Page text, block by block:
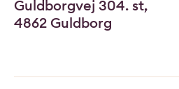
Guldborgvej 304. st,
4862 Guldborg